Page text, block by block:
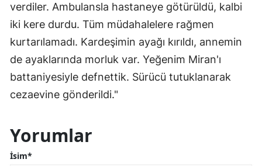
verdiler. Ambulansla hastaneye götürüldü, kalbi
iki kere durdu. Tüm müdahalelere rağmen
kurtarılamadı. Kardeşimin ayağı kırıldı, annemin
de ayaklarında morluk var. Yeğenim Miran'ı
battaniyesiyle defnettik. Sürücü tutuklanarak
cezaevine gönderildi."
Yorumlar
İsim*